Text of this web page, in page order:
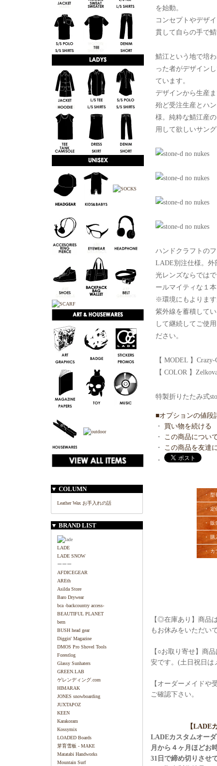
▼ COLUMN
Leather Wax お手入れの話
▼ BRAND LIST
LADE
LADE SNOW
ーーー
AFDICEGEAR
AREth
Asilda Store
Baro Drywear
bca -backcountry access-
BEAUTIFUL PLANET
bern
BUSH head gear
Diggin' Magazine
DMOS Pro Shovel Tools
Forestlog
Glassy Sunhaters
GREEN.LAB
ゲレンディング.com
HIMARAK
JONES snowboarding
JUXTAPOZ
KEEN
Karakoram
Kossymix
LOADED Boards
芽育雪板 - MAKE
Matatabi Handworks
Mountain Surf
を始動。
コンセプトやデザ
貫して自らの手で
鯖江という地で培
った者がデザイン
ています。
デザインから生産
殆ど受注生産とハ
様。純粋な鯖江産
用して欲しいサン
ハンドクラフトの
LADE別注仕様。外
光レンズならでは
ールマイティな１
※環境にもよりま
紫外線を蓄積して
して継続してご使
ださい。
【 MODEL 】
【 COLOR 】
特製折りたたみ式
■オプションの値段
・ 買い物を続ける
・
この商品につい
・
この商品を友達
・
・ 型
・ 定
・ 販
・ 購
・ カ
【◎在庫あり】商品
もお休みをいただい
【○お取り寄せ】商
安です。(土日祝日は
【オーダーメイド
ご確認下さい。
【LADE
LADEカスタムオー
月から４ヶ月ほどお
31日で締め切りさせ